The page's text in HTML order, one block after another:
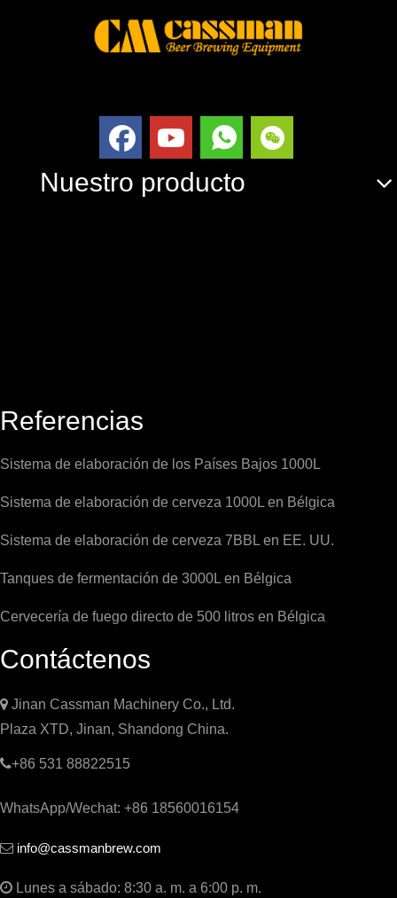
Nuestro producto
Referencias
Sistema de elaboración de los Países Bajos 1000L
Sistema de elaboración de cerveza 1000L en Bélgica
Sistema de elaboración de cerveza 7BBL en EE. UU.
Tanques de fermentación de 3000L en Bélgica
Cervecería de fuego directo de 500 litros en Bélgica
Contáctenos
 Jinan Cassman Machinery Co., Ltd.
Plaza XTD, Jinan, Shandong China.
+86 531 88822515
WhatsApp/Wechat: +86 18560016154
 info@cassmanbrew.com
 Lunes a sábado: 8:30 a. m. a 6:00 p. m.